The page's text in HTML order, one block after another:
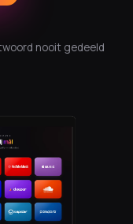
nooit gedeeld